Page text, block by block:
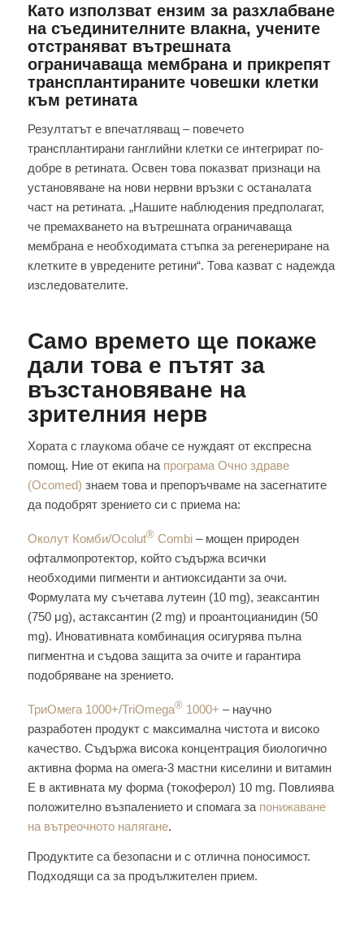
Като използват ензим за разхлабване
на съединителните влакна, учените
отстраняват вътрешната
ограничаваща мембрана и прикрепят
трансплантираните човешки клетки
към ретината
Резултатът е впечатляващ – повечето
трансплантирани ганглийни клетки се интегрират по-
добре в ретината. Освен това показват признаци на
установяване на нови нервни връзки с останалата
част на ретината. „Нашите наблюдения предполагат,
че премахването на вътрешната ограничаваща
мембрана е необходимата стъпка за регенериране на
клетките в увредените ретини“. Това казват с надежда
изследователите.
Само времето ще покаже
дали това е пътят за
възстановяване на
зрителния нерв
Хората с глаукома обаче се нуждаят от експресна
помощ. Ние от екипа на програма Очно здраве
(Ocomed) знаем това и препоръчваме на засегнатите
да подобрят зрението си с приема на:
Околут Комби/Ocolut®Combi– мощен природен
офталмопротектор, който съдържа всички
необходими пигменти и антиоксиданти за очи.
Формулата му съчетава лутеин (10 mg), зеаксантин
(750 μg), астаксантин (2 mg) и проантоцианидин (50
mg). Иновативната комбинация осигурява пълна
пигментна и съдова защита за очите и гарантира
подобряване на зрението.
ТриОмега 1000+/TriOmega®1000+ – научно
разработен продукт с максимална чистота и високо
качество. Съдържа висока концентрация биологично
активна форма на омега-3 мастни киселини и витамин
E в активната му форма (токоферол) 10 mg. Повлиява
положително възпалението и спомага за понижаване
на вътреочното налягане.
Продуктите са безопасни и с отлична поносимост.
Подходящи са за продължителен прием.